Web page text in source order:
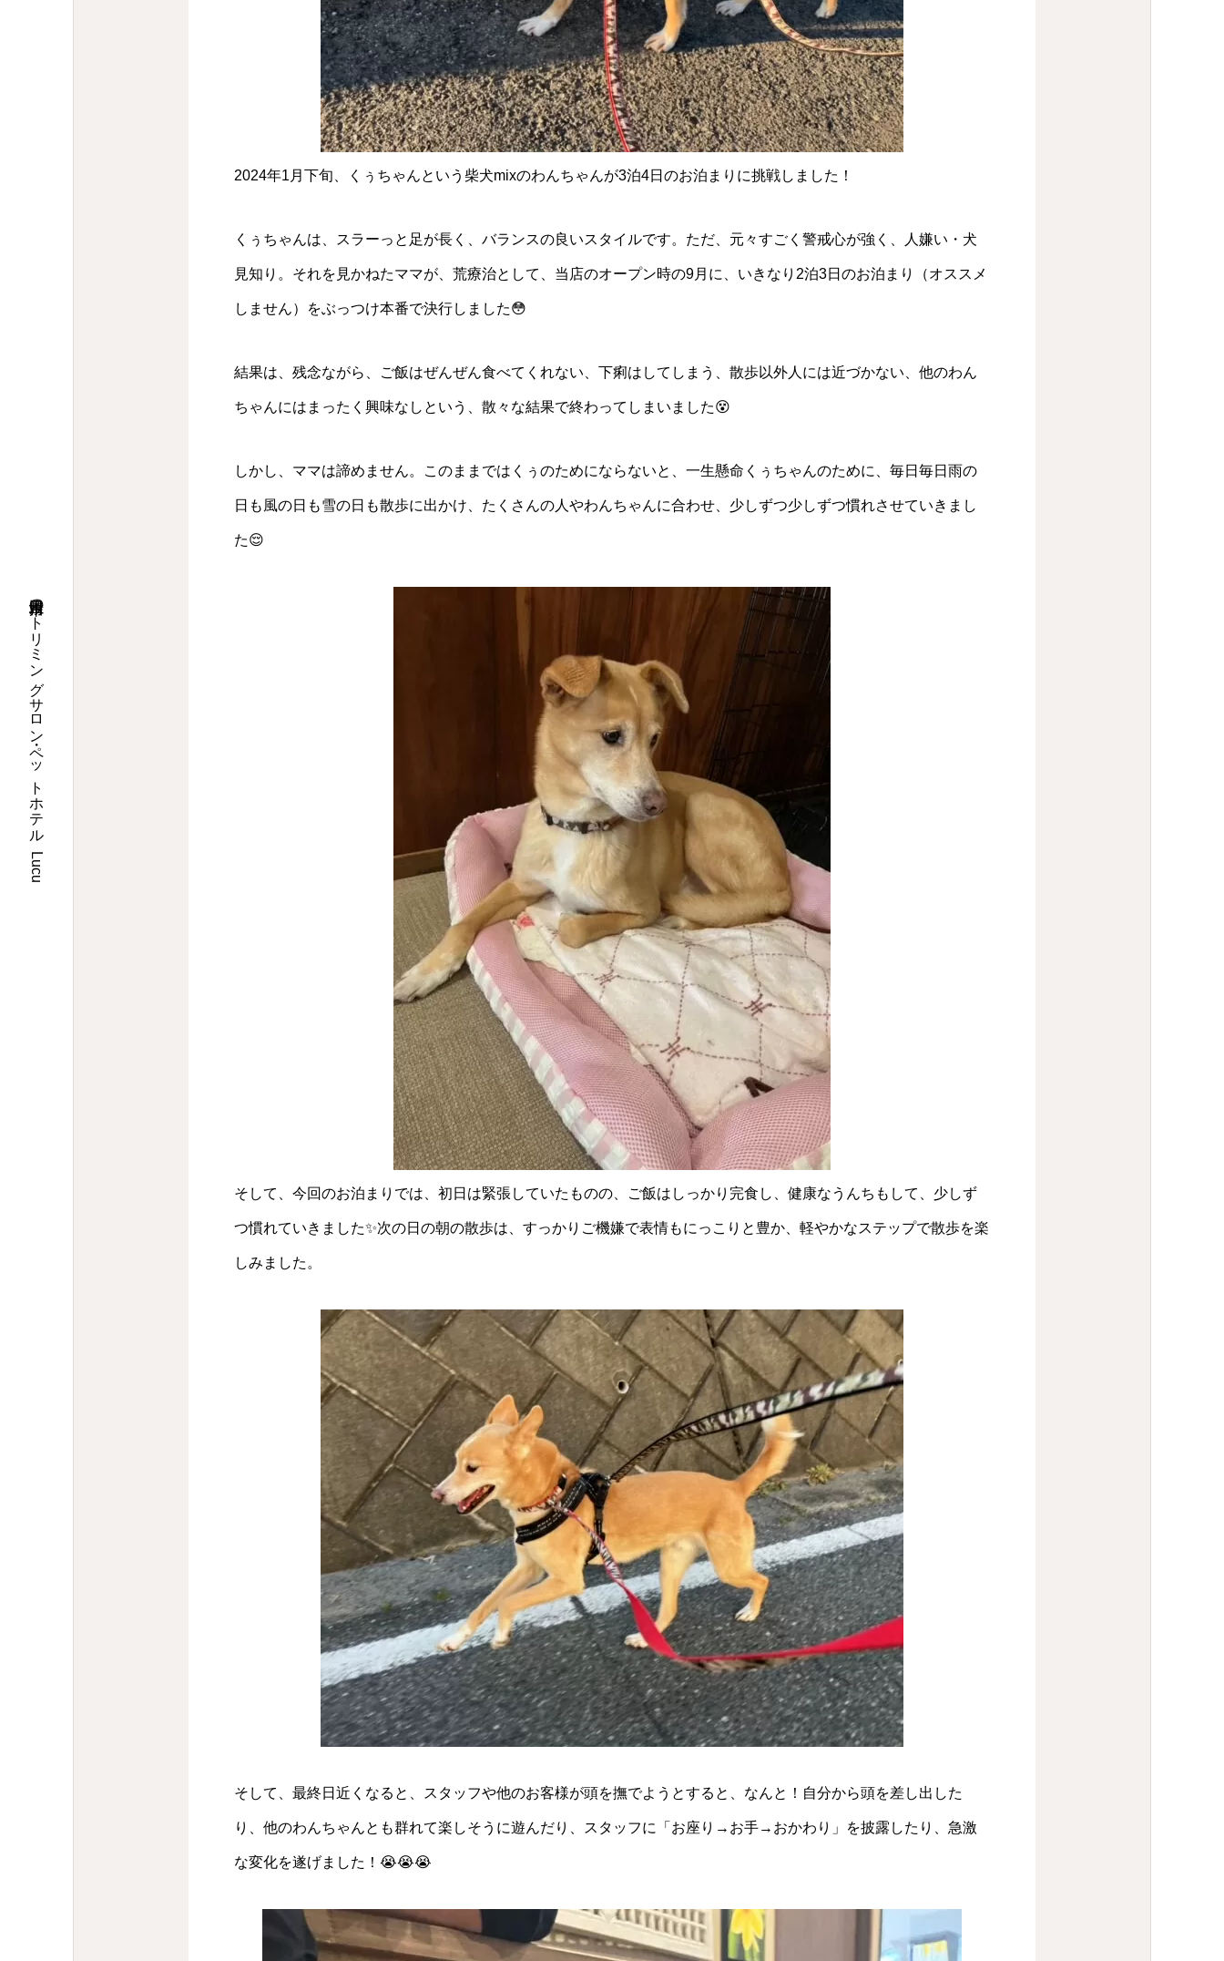
埼玉県川口市のトリミングサロン・ペットホテル Lucu
2024年1月下旬、くぅちゃんという柴犬mixのわんちゃんが3泊4日のお泊まりに挑戦しました！
くぅちゃんは、スラーっと足が長く、バランスの良いスタイルです。ただ、元々すごく警戒心が強く、人嫌い・犬
見知り。それを見かねたママが、荒療治として、当店のオープン時の9月に、いきなり2泊3日のお泊まり（オススメ
しません）をぶっつけ本番で決行しました😳
結果は、残念ながら、ご飯はぜんぜん食べてくれない、下痢はしてしまう、散歩以外人には近づかない、他のわん
ちゃんにはまったく興味なしという、散々な結果で終わってしまいました😵
しかし、ママは諦めません。このままではくぅのためにならないと、一生懸命くぅちゃんのために、毎日毎日雨の
日も風の日も雪の日も散歩に出かけ、たくさんの人やわんちゃんに合わせ、少しずつ少しずつ慣れさせていきまし
た😌
そして、今回のお泊まりでは、初日は緊張していたものの、ご飯はしっかり完食し、健康なうんちもして、少しず
つ慣れていきました✨次の日の朝の散歩は、すっかりご機嫌で表情もにっこりと豊か、軽やかなステップで散歩を楽
しみました。
そして、最終日近くなると、スタッフや他のお客様が頭を撫でようとすると、なんと！自分から頭を差し出した
り、他のわんちゃんとも群れて楽しそうに遊んだり、スタッフに「お座り→お手→おかわり」を披露したり、急激
な変化を遂げました！😭😭😭